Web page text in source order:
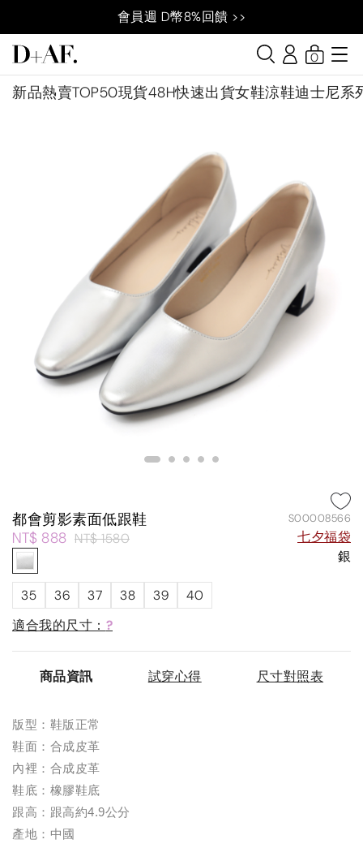
會員週 D幣8%回饋 >>
新品熱賣TOP50現貨48H快速出貨女鞋涼鞋迪士尼系
0
都會剪影素面低跟鞋 S00008566
NT$ 888 NT$ 1580
七夕福袋
銀
35 36 37 38 39
40
適合我的尺寸： ?
商品資訊 試穿心得 尺寸對照表
版型：鞋版正常
鞋面：合成皮革
內裡：合成皮革
鞋底：橡膠鞋底
跟高：跟高約4.9公分
產地：中國